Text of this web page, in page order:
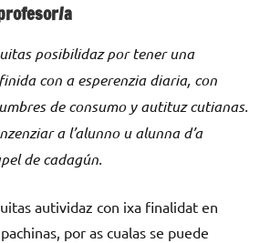
a
posibilidaz por tener una
con a esperenzia diaria, con
de consumo y autituz cutianas.
a l’alunno u alunna d’a
de cadagún.
autividaz con ixa finalidat en
por as cualas se puede